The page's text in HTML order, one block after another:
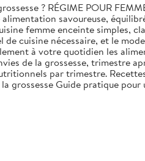
? RÉGIME POUR
savoureuse,
femme enceinte simples,
cuisine nécessaire, et le
à votre quotidien les
de la grossesse, trimestre
par trimestre.
Guide pratique pour